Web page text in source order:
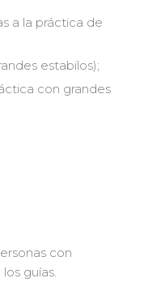
a la práctica de
estabilos);
con grandes
con
guías.